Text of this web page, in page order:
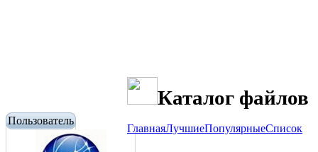
Пользователь
Каталог файлов
ГлавнаяЛучшиеПопулярныеСписок